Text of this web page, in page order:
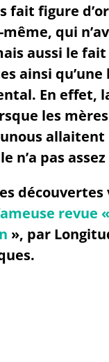
fait figure
même, qui
aussi le
ainsi
En effet,
les
allaitent
n’a pas
revue
», par